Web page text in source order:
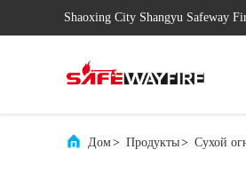
Shaoxing City Shangyu Safeway
Дом> Продукты> Сухой